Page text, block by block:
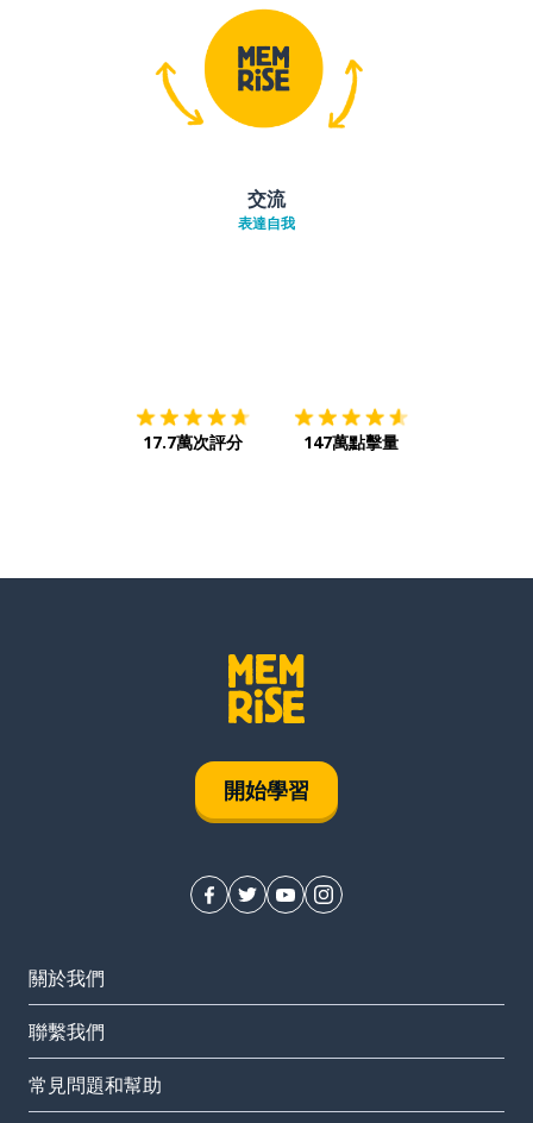
交流
表達自我
17.7萬次評分 147萬點擊量
開始學習
關於我們
聯繫我們
常見問題和幫助